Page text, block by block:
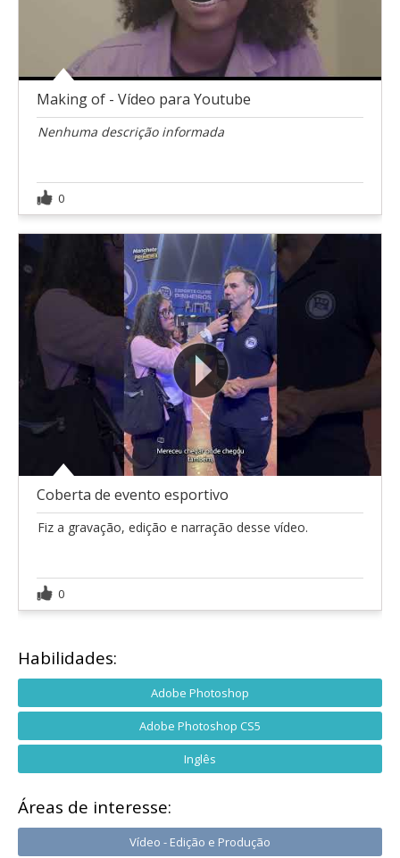
Making of - Vídeo para Youtube
Nenhuma descrição informada
0
Coberta de evento esportivo
Fiz a gravação, edição e narração desse vídeo.
0
Habilidades:
Adobe Photoshop
Adobe Photoshop CS5
Inglês
Áreas de interesse:
Vídeo - Edição e Produção